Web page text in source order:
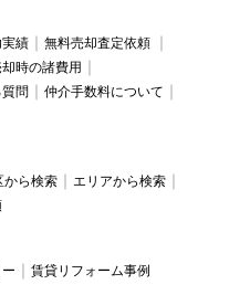
績
無料売却査定依頼
時の諸費用
問
仲介手数料について
から検索
エリアから検索
賃貸リフォーム事例